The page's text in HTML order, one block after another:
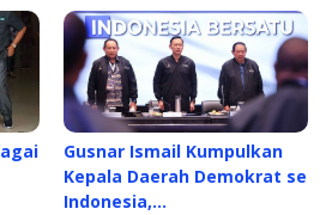
Gusnar Ismail Kumpulkan
Kepala Daerah Demokrat se
Indonesia,…